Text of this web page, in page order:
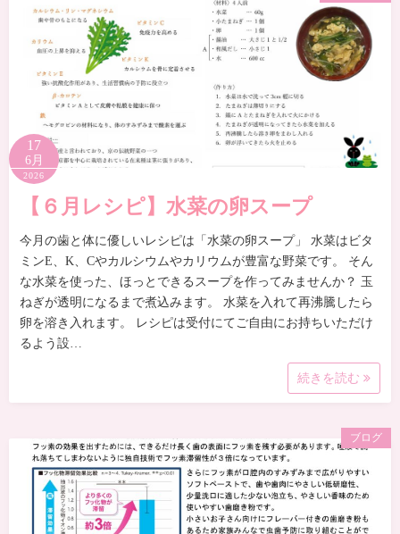
17
6月
2026
【６月レシピ】水菜の卵スープ
今月の歯と体に優しいレシピは「水菜の卵スープ」 水菜はビタ
ミンE、K、Cやカルシウムやカリウムが豊富な野菜です。 そん
な水菜を使った、ほっとできるスープを作ってみませんか？ 玉
ねぎが透明になるまで煮込みます。 水菜を入れて再沸騰したら
卵を溶き入れます。 レシピは受付にてご自由にお持ちいただけ
るよう設…
続きを読む
ブログ